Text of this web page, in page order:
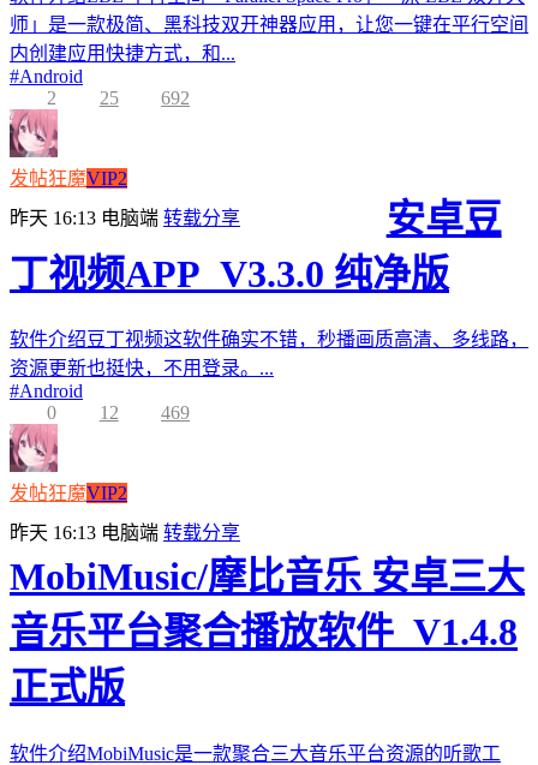
师」是一款极简、黑科技双开神器应用，让您一键在平行空间
内创建应用快捷方式，和...
#Android
2
25 692
发帖狂魔VIP2
昨天 16:13 电脑端 转载分享
安卓豆
丁视频APP_V3.3.0 纯净版
软件介绍豆丁视频这软件确实不错，秒播画质高清、多线路，
资源更新也挺快，不用登录。...
#Android
0
12 469
发帖狂魔VIP2
昨天 16:13 电脑端 转载分享
MobiMusic/摩比音乐 安卓三大
音乐平台聚合播放软件_V1.4.8
正式版
软件介绍MobiMusic是一款聚合三大音乐平台资源的听歌工